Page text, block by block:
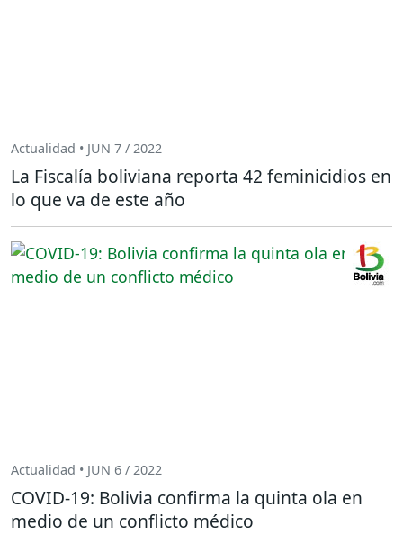
Actualidad • JUN 7 / 2022
La Fiscalía boliviana reporta 42 feminicidios en
lo que va de este año
Actualidad • JUN 6 / 2022
COVID-19: Bolivia confirma la quinta ola en
medio de un conflicto médico